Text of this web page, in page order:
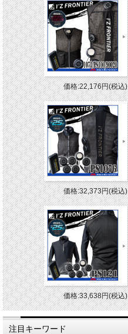
価格:22,176円(税込)
価格:32,373円(税込)
価格:33,638円(税込)
注目キーワード